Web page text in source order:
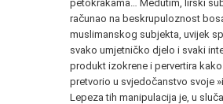
petokrakama… Međutim, lirski
računao na beskrupuloznost
muslimanskog subjekta, uvijek
svako umjetničko djelo i svaki
produkt izokrene i pervertira
pretvorio u svjedočanstvo svoje
Lepeza tih manipulacija je, u